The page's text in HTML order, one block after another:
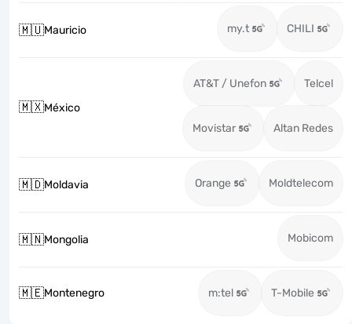
🇲🇺Mauricio my.t CHILI
🇲🇽México
AT&T / Unefon Telcel
Movistar Altan Redes
🇲🇩Moldavia Orange Moldtelecom
🇲🇳Mongolia Mobicom
🇲🇪Montenegro m:tel T-Mobile